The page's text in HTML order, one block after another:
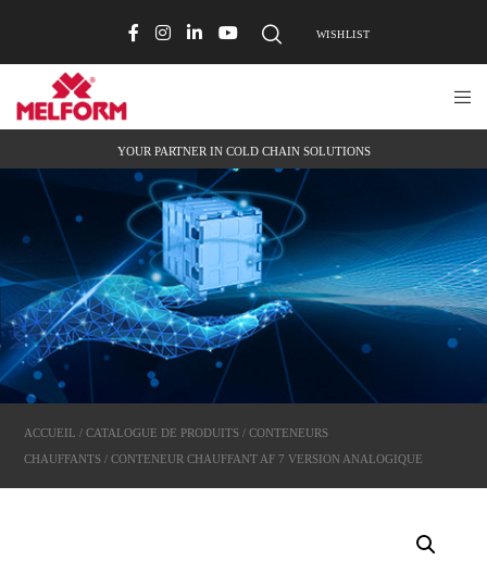
WISHLIST
YOUR PARTNER IN COLD CHAIN SOLUTIONS
ACCUEIL /CATALOGUE DE PRODUITS /CONTENEURS
CHAUFFANTS / CONTENEUR CHAUFFANT AF 7 VERSION ANALOGIQUE